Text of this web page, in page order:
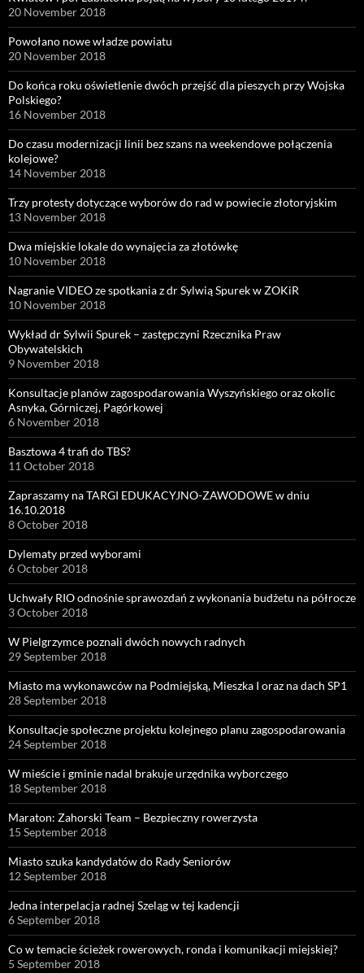
20 November 2018
Powołano nowe władze powiatu
20 November 2018
Do końca roku oświetlenie dwóch przejść dla pieszych przy Wojska
Polskiego?
16 November 2018
Do czasu modernizacji linii bez szans na weekendowe połączenia
kolejowe?
14 November 2018
Trzy protesty dotyczące wyborów do rad w powiecie złotoryjskim
13 November 2018
Dwa miejskie lokale do wynajęcia za złotówkę
10 November 2018
Nagranie VIDEO ze spotkania z dr Sylwią Spurek w ZOKiR
10 November 2018
Wykład dr Sylwii Spurek – zastępczyni Rzecznika Praw
Obywatelskich
9 November 2018
Konsultacje planów zagospodarowania Wyszyńskiego oraz okolic
Asnyka, Górniczej, Pagórkowej
6 November 2018
Basztowa 4 trafi do TBS?
11 October 2018
Zapraszamy na TARGI EDUKACYJNO-ZAWODOWE w dniu
16.10.2018
8 October 2018
Dylematy przed wyborami
6 October 2018
Uchwały RIO odnośnie sprawozdań z wykonania budżetu na półrocze
3 October 2018
W Pielgrzymce poznali dwóch nowych radnych
29 September 2018
Miasto ma wykonawców na Podmiejską, Mieszka I oraz na dach SP1
28 September 2018
Konsultacje społeczne projektu kolejnego planu zagospodarowania
24 September 2018
W mieście i gminie nadal brakuje urzędnika wyborczego
18 September 2018
Maraton: Zahorski Team – Bezpieczny rowerzysta
15 September 2018
Miasto szuka kandydatów do Rady Seniorów
12 September 2018
Jedna interpelacja radnej Szeląg w tej kadencji
6 September 2018
Co w temacie ścieżek rowerowych, ronda i komunikacji miejskiej?
5 September 2018